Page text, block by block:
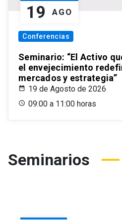
19 AGO
Conferencias
Seminario: “El Activo
el envejecimiento
mercados y estrategia”
19 de Agosto de 2026
09:00 a 11:00 horas
Seminarios